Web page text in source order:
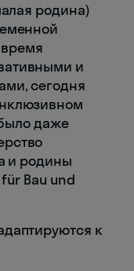
родина)
время
и
сегодня
даже
и родины
Bau und
к